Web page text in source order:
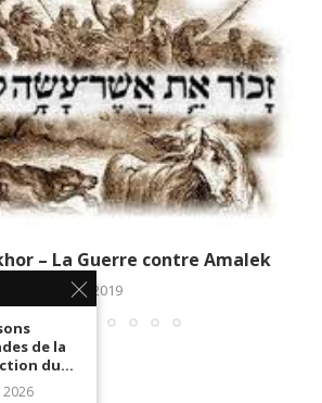
– La Guerre contre Amalek
18 mars 2019
de la
du...